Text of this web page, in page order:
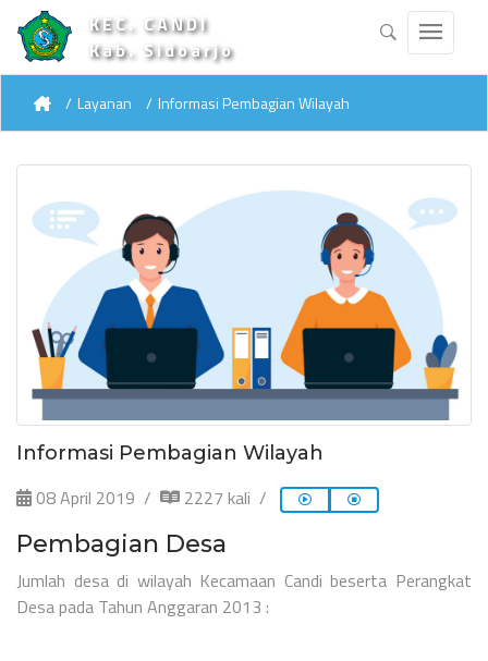
KEC. CANDI
Kab. Sidoarjo
Layanan Informasi Pembagian Wilayah
Informasi Pembagian Wilayah
08 April 2019 2227 kali
Pembagian Desa
Jumlah desa di wilayah Kecamaan Candi beserta Perangkat
Desa pada Tahun Anggaran 2013 :